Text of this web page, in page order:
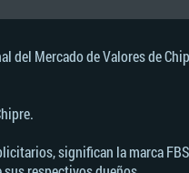
del Mercado de Valores de
significan la marca